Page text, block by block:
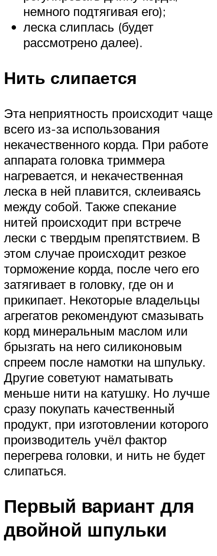
немного подтягивая его);
леска слиплась (будет
рассмотрено далее).
Нить слипается
Эта неприятность происходит чаще
всего из-за использования
некачественного корда. При работе
аппарата головка триммера
нагревается, и некачественная
леска в ней плавится, склеиваясь
между собой. Также спекание
нитей происходит при встрече
лески с твердым препятствием. В
этом случае происходит резкое
торможение корда, после чего его
затягивает в головку, где он и
прикипает. Некоторые владельцы
агрегатов рекомендуют смазывать
корд минеральным маслом или
брызгать на него силиконовым
спреем после намотки на шпульку.
Другие советуют наматывать
меньше нити на катушку. Но лучше
сразу покупать качественный
продукт, при изготовлении которого
производитель учёл фактор
перегрева головки, и нить не будет
слипаться.
Первый вариант для
двойной шпульки